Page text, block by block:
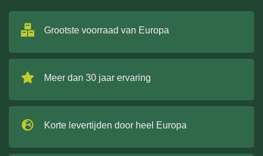
Grootste voorraad van Europa
Meer dan 30 jaar ervaring
Korte levertijden door heel Europa